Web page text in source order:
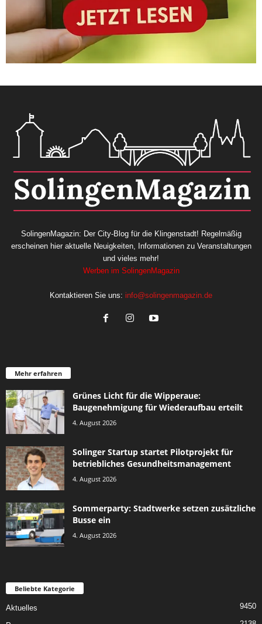
SolingenMagazin: Der City-Blog für die Klingenstadt! Regelmäßig
erscheinen hier aktuelle Neuigkeiten, Informationen zu Veranstaltungen
und vieles mehr!
Werben im SolingenMagazin
Kontaktieren Sie uns: info@solingenmagazin.de
Mehr erfahren
Grünes Licht für die Wipperaue:
Baugenehmigung für Wiederaufbau erteilt
4. August 2026
Solinger Startup startet Pilotprojekt für
betriebliches Gesundheitsmanagement
4. August 2026
Sommerparty: Stadtwerke setzen zusätzliche
Busse ein
4. August 2026
Beliebte Kategorie
Aktuelles 9450